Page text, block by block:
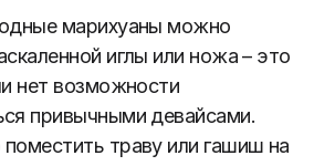
марихуаны можно
иглы или ножа – это
нет возможности
привычными девайсами.
траву или гашиш на